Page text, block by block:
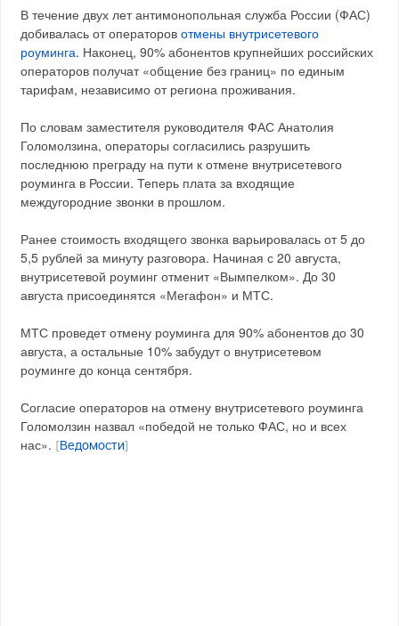
В течение двух лет антимонопольная служба России (ФАС)
добивалась от операторов отмены внутрисетевого
роуминга. Наконец, 90% абонентов крупнейших российских
операторов получат «общение без границ» по единым
тарифам, независимо от региона проживания.
По словам заместителя руководителя ФАС Анатолия
Голомолзина, операторы согласились разрушить
последнюю преграду на пути к отмене внутрисетевого
роуминга в России. Теперь плата за входящие
междугородние звонки в прошлом.
Ранее стоимость входящего звонка варьировалась от 5 до
5,5 рублей за минуту разговора. Начиная с 20 августа,
внутрисетевой роуминг отменит «Вымпелком». До 30
августа присоединятся «Мегафон» и МТС.
МТС проведет отмену роуминга для 90% абонентов до 30
августа, а остальные 10% забудут о внутрисетевом
роуминге до конца сентября.
Согласие операторов на отмену внутрисетевого роуминга
Голомолзин назвал «победой не только ФАС, но и всех
нас».
Ведомости